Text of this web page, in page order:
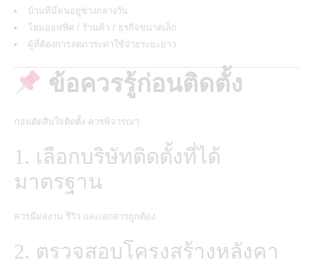
บ้านที่มีคนอยู่ช่วงกลางวัน
โฮมออฟฟิศ / ร้านค้า / ธุรกิจขนาดเล็ก
ผู้ที่ต้องการลดภาระค่าใช้จ่ายระยะยาว
ข้อควรรู้ก่อนติดตั้ง
ก่อนตัดสินใจติดตั้ง ควรพิจารณา:
1. เลือกบริษัทติดตั้งที่ได้
มาตรฐาน
ควรมีผลงาน รีวิว และเอกสารถูกต้อง
2. ตรวจสอบโครงสร้างหลังคา